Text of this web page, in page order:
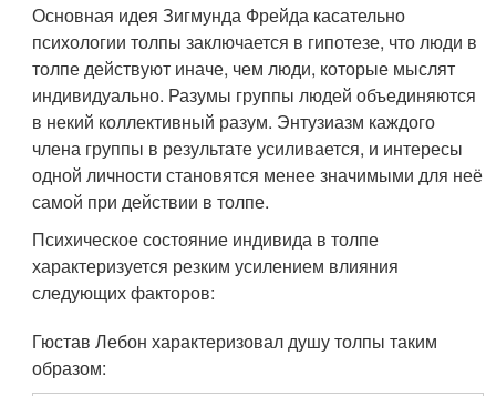
Основная идея Зигмунда Фрейда касательно
психологии толпы заключается в гипотезе, что люди в
толпе действуют иначе, чем люди, которые мыслят
индивидуально. Разумы группы людей объединяются
в некий коллективный разум. Энтузиазм каждого
члена группы в результате усиливается, и интересы
одной личности становятся менее значимыми для неё
самой при действии в толпе.
Психическое состояние индивида в толпе
характеризуется резким усилением влияния
следующих факторов:
Гюстав Лебон характеризовал душу толпы таким
образом: